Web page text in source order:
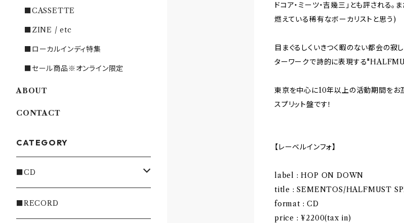
ドコア・ミーツ・吉幾三」とも評される
燃えている稀有なボーカリストと思う)
目まぐるしくいきつく暇のない都会の寂
ターワークで詩的に表現する
東京を中心に10年以上の活動期間をお
スプリット盤です！
【レーベルインフォ】
label : HOP ON DOWN
title : SEMENTOS/HALFMUST
format : CD
price : ¥2200(tax in)
■CASSETTE
■ZINE / etc
■ローカルインディ特集
■セール商品※オンライン限定
ABOUT
CONTACT
CATEGORY
■CD
・INDIE
■RECORD